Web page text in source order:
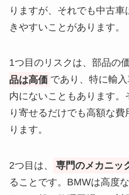
りますが、それでも中古車
きやすいことがあります。
1つ目のリスクは、部品の
品は高価 であり、特に輸
内にないこともあります。
り寄せるだけでも高額な
ります。
2つ目は、 専門のメカニッ
ることです。BMWは高度